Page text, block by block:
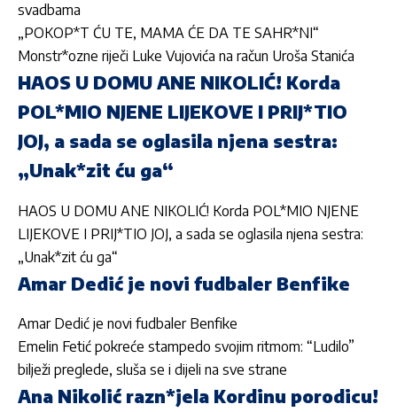
svadbama
„POKOP*T ĆU TE, MAMA ĆE DA TE SAHR*NI“
Monstr*ozne riječi Luke Vujovića na račun Uroša Stanića
HAOS U DOMU ANE NIKOLIĆ! Korda
POL*MIO NJENE LIJEKOVE I PRIJ*TIO
JOJ, a sada se oglasila njena sestra:
„Unak*zit ću ga“
HAOS U DOMU ANE NIKOLIĆ! Korda POL*MIO NJENE
LIJEKOVE I PRIJ*TIO JOJ, a sada se oglasila njena sestra:
„Unak*zit ću ga“
Amar Dedić je novi fudbaler Benfike
Amar Dedić je novi fudbaler Benfike
Emelin Fetić pokreće stampedo svojim ritmom: “Ludilo”
bilježi preglede, sluša se i dijeli na sve strane
Ana Nikolić razn*jela Kordinu porodicu!